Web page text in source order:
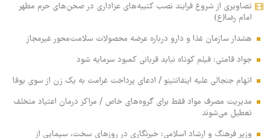
تصاویری از شروع فرایند نصب کتیبه‌های عزاداری در صحن‌های حرم مطهر
امام رضا(ع)
هشدار سازمان غذا و دارو درباره عرضه محصولات سلامت‌محور غیرمجاز
جواد قامتی: فیلم کوتاه نباید قربانی کمبود سرمایه شود
اتهام جنجالی علیه اینفانتینو / ادعای پرداخت غرامت به یک زن از سوی یوفا
مدیریت مصرف مواد فقط برای گروه‌های خاص / مراکز درمان اعتیاد متخلف
تعطیل می‌شوند
وزیر فرهنگ و ارشاد اسلامی: خبرنگاری در روزهای سخت، سیمایی از